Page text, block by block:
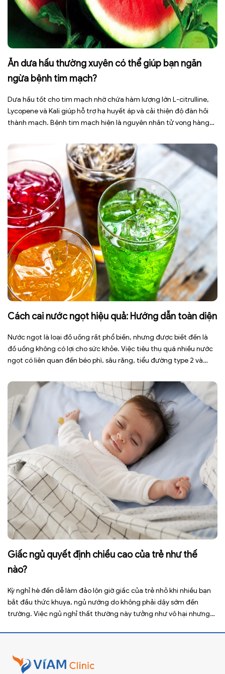
Ăn dưa hấu thường xuyên có thể giúp bạn ngăn
ngừa bệnh tim mạch?
Dưa hấu tốt cho tim mạch nhờ chứa hàm lượng lớn L-citrulline,
Lycopene và Kali giúp hỗ trợ hạ huyết áp và cải thiện độ đàn hồi
thành mạch. Bệnh tim mạch hiện là nguyên nhân tử vong hàng
ngày có thể […]
Cách cai nước ngọt hiệu quả: Hướng dẫn toàn diện
Nước ngọt là loại đồ uống rất phổ biến, nhưng được biết đến là
đồ uống không có lợi cho sức khỏe. Việc tiêu thụ quá nhiều nước
ngọt có liên quan đến béo phì, sâu răng, tiểu đường type 2 và
chỉ […]
Giấc ngủ quyết định chiều cao của trẻ như thế
nào?
Kỳ nghỉ hè đến dễ làm đảo lộn giờ giấc của trẻ nhỏ khi nhiều bạn
bắt đầu thức khuya, ngủ nướng do không phải dậy sớm đến
trường. Việc ngủ nghỉ thất thường này tưởng như vô hại nhưng